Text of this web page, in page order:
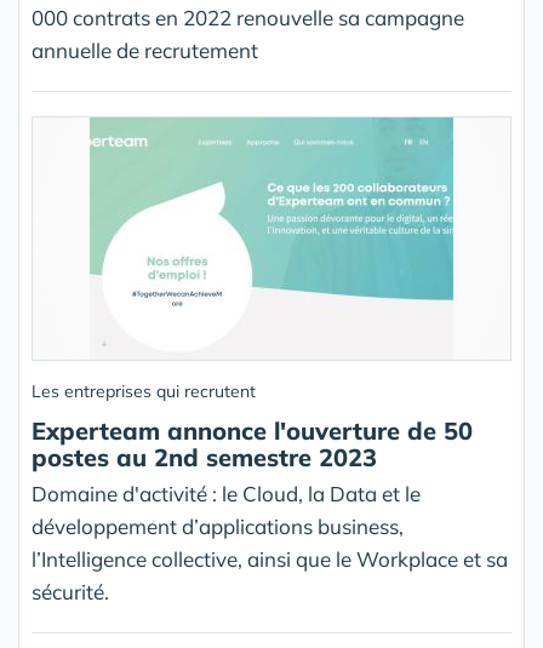
000 contrats en 2022 renouvelle sa campagne
annuelle de recrutement
Les entreprises qui recrutent
Experteam annonce l'ouverture de 50
postes au 2nd semestre 2023
Domaine d'activité : le Cloud, la Data et le
développement d’applications business,
l’Intelligence collective, ainsi que le Workplace et sa
sécurité.